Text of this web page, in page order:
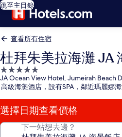
跳至主目錄
查看所有住宿
杜拜朱美拉海灘 JA
5.0
星
級
住
宿
JA Ocean View Hotel, Jumeirah Beach
高級海灘酒店，設有SPA，鄰近瑪麗娜
選擇日期查看價格
下一站想去邊？